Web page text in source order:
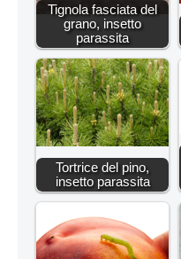
Tignola fasciata del
grano, insetto
parassita
Tortrice del pino,
insetto parassita